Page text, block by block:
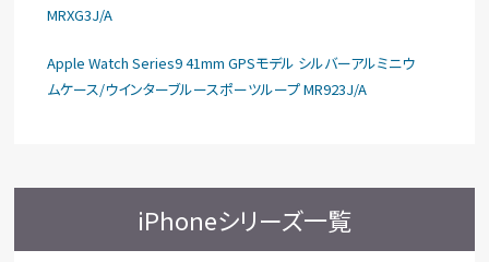
MRXG3J/A
Apple Watch Series9 41mm GPSモデル シルバーアルミニウ
ムケース/ウインターブルースポーツループ MR923J/A
iPhoneシリーズ一覧